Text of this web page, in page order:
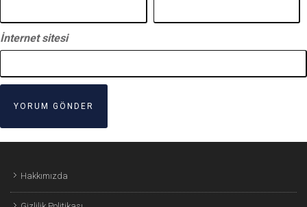
İnternet sitesi
Hakkımızda